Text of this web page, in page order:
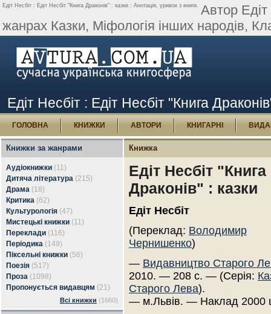
Едіт Несбіт : Едіт Несбіт "Книга Драконів" : казки : Анотація, уривок з книги. Автор Едіт
жанрах Казки, Міфологія інших народів,
Едіт Несбіт : Едіт Несбіт "Книга
ГОЛОВНА КНИЖКИ АВТОРИ КНИГАРНІ
Книжки за жанрами
Аудіокнижки (11)
Дитяча література (215)
Драма (18)
Критика (62)
Культурологія (47)
Мистецькі книжки (11)
Переклади (116)
Періодика (149)
Піксельні книжки (56)
Поезія (517)
Проза (1098)
Пропонується видавцям (21)
Всі книжки (1660)
Книжка
Едіт Несбіт "Книга
Драконів" : казки
Едіт Несбіт
(Переклад: Володимир
Чернишенко)
— Видавництво Старого
2010. — 208 с. — (Серія:
Старого Лева).
— м.Львів. — Наклад 2000